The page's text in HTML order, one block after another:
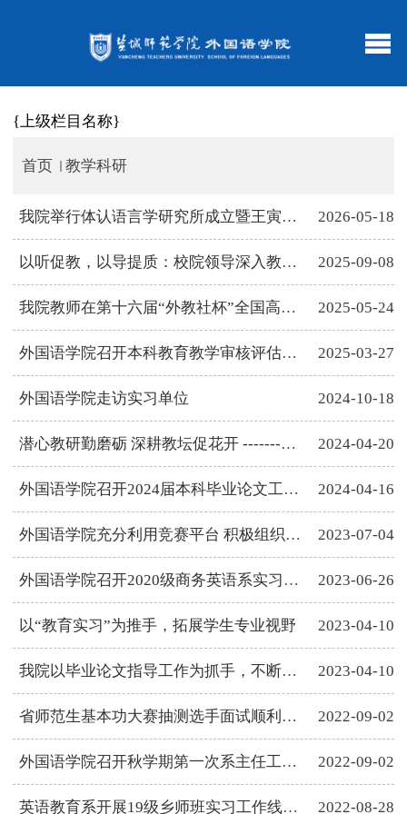
{上级栏目名称}
首页 教学科研
我院举行体认语言学研究所成立暨王寅教授聘任仪式 2026-05-18
以听促教，以导提质：校院领导深入教学一线听评“开学第一课” 2025-09-08
我院教师在第十六届“外教社杯”全国高校外语教学大赛江苏省决赛... 2025-05-24
外国语学院召开本科教育教学审核评估部署动员会 2025-03-27
外国语学院走访实习单位 2024-10-18
潜心教研勤磨砺 深耕教坛促花开 -------—外国语学院召开中青... 2024-04-20
外国语学院召开2024届本科毕业论文工作专题推进会 2024-04-16
外国语学院充分利用竞赛平台 积极组织教师参加各类教学比赛 大... 2023-07-04
外国语学院召开2020级商务英语系实习动员大会 2023-06-26
以“教育实习”为推手，拓展学生专业视野 2023-04-10
我院以毕业论文指导工作为抓手，不断提升本科生培养质量 2023-04-10
省师范生基本功大赛抽测选手面试顺利开展 2022-09-02
外国语学院召开秋学期第一次系主任工作例会 2022-09-02
英语教育系开展19级乡师班实习工作线上动员会 2022-08-28